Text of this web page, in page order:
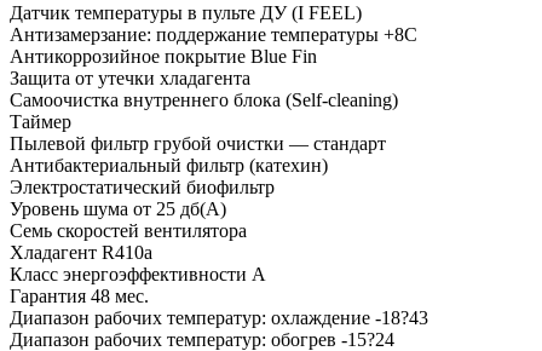
Датчик температуры в пульте ДУ (I FEEL)
Антизамерзание: поддержание температуры +8С
Антикоррозийное покрытие Blue Fin
Защита от утечки хладагента
Самоочистка внутреннего блока (Self-cleaning)
Таймер
Пылевой фильтр грубой очистки — стандарт
Антибактериальный фильтр (катехин)
Электростатический биофильтр
Уровень шума от 25 дб(А)
Семь скоростей вентилятора
Хладагент R410a
Класс энергоэффективности A
Гарантия 48 мес.
Диапазон рабочих температур: охлаждение -18?43
Диапазон рабочих температур: обогрев -15?24